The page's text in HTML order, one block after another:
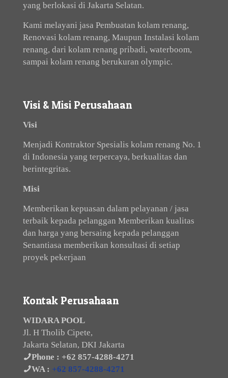
yang berlokasi di Jakarta Selatan.
Kami melayani jasa Pembuatan kolam renang,
Renovasi kolam renang, Maupun Instalasi kolam
renang, dari kolam renang pribadi, waterboom,
sampai kolam renang berukuran olympic.
Visi & Misi Perusahaan
Visi
Menjadi Kontraktor Spesialis kolam renang No. 1
di Indonesia yang terpercaya, berkualitas dan
berintegritas.
Misi
Memberikan kepuasan dalam pelayanan / jasa
terbaik kepada pelanggan Memberikan kualitas
dan harga yang bersaing kepada pelanggan
Senantiasa memberikan konsultasi di setiap
proyek pekerjaan
Kontak Perusahaan
WIDARA POOL
Jl. H Tholib Cipete,
Jakarta Selatan, DKI Jakarta
Phone : +62 857-4288-4271
WA : +62 857-4288-4271